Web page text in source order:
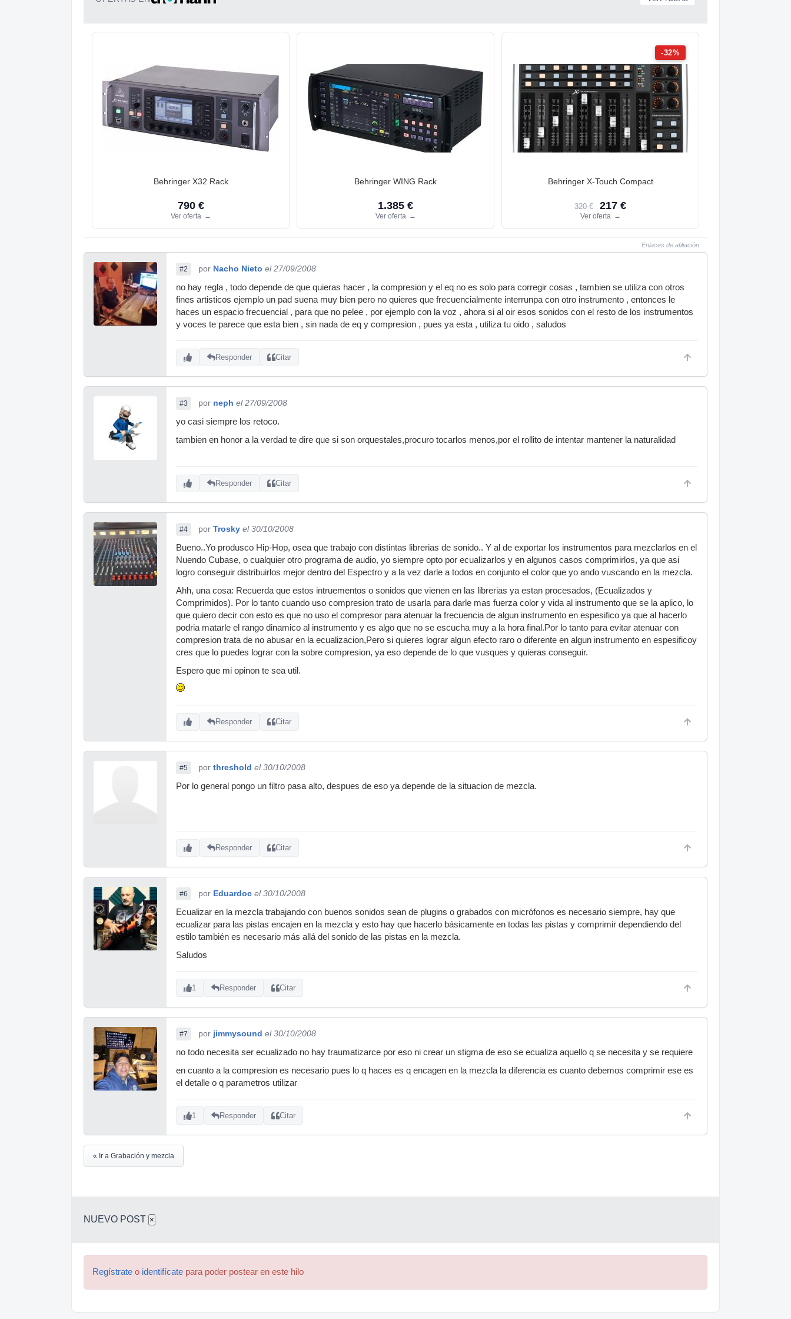
Behringer X32 Rack
790 €
Ver oferta →
Behringer WING Rack
1.385 €
Ver oferta →
-32%
Behringer X-Touch Compact
320 € 217 €
Ver oferta →
Enlaces de afiliación
#2 por Nacho Nieto el 27/09/2008
no hay regla , todo depende de que quieras hacer , la compresion y el eq no es solo para corregir cosas , tambien se utiliza con otros
fines artisticos ejemplo un pad suena muy bien pero no quieres que frecuencialmente interrunpa con otro instrumento , entonces le
haces un espacio frecuencial , para que no pelee , por ejemplo con la voz , ahora si al oir esos sonidos con el resto de los instrumentos
y voces te parece que esta bien , sin nada de eq y compresion , pues ya esta , utiliza tu oido , saludos
Responder Citar
#3 por neph el 27/09/2008
yo casi siempre los retoco.
tambien en honor a la verdad te dire que si son orquestales,procuro tocarlos menos,por el rollito de intentar mantener la naturalidad
Responder Citar
#4 por Trosky el 30/10/2008
Bueno..Yo produsco Hip-Hop, osea que trabajo con distintas librerias de sonido.. Y al de exportar los instrumentos para mezclarlos en el
Nuendo Cubase, o cualquier otro programa de audio, yo siempre opto por ecualizarlos y en algunos casos comprimirlos, ya que asi
logro conseguir distribuirlos mejor dentro del Espectro y a la vez darle a todos en conjunto el color que yo ando vuscando en la mezcla.
Ahh, una cosa: Recuerda que estos intruementos o sonidos que vienen en las librerias ya estan procesados, (Ecualizados y
Comprimidos). Por lo tanto cuando uso compresion trato de usarla para darle mas fuerza color y vida al instrumento que se la aplico, lo
que quiero decir con esto es que no uso el compresor para atenuar la frecuencia de algun instrumento en espesifico ya que al hacerlo
podria matarle el rango dinamico al instrumento y es algo que no se escucha muy a la hora final.Por lo tanto para evitar atenuar con
compresion trata de no abusar en la ecualizacion,Pero si quieres lograr algun efecto raro o diferente en algun instrumento en espesificoy
cres que lo puedes lograr con la sobre compresion, ya eso depende de lo que vusques y quieras conseguir.
Espero que mi opinon te sea util.
Responder Citar
#5 por threshold el 30/10/2008
Por lo general pongo un filtro pasa alto, despues de eso ya depende de la situacion de mezcla.
Responder Citar
#6 por Eduardoc el 30/10/2008
Ecualizar en la mezcla trabajando con buenos sonidos sean de plugins o grabados con micrófonos es necesario siempre, hay que
ecualizar para las pistas encajen en la mezcla y esto hay que hacerlo básicamente en todas las pistas y comprimir dependiendo del
estilo también es necesario más allá del sonido de las pistas en la mezcla.
Saludos
1 Responder Citar
#7 por jimmysound el 30/10/2008
no todo necesita ser ecualizado no hay traumatizarce por eso ni crear un stigma de eso se ecualiza aquello q se necesita y se requiere
en cuanto a la compresion es necesario pues lo q haces es q encagen en la mezcla la diferencia es cuanto debemos comprimir ese es
el detalle o q parametros utilizar
1 Responder Citar
« Ir a Grabación y mezcla
NUEVO POST ×
Regístrate o identifícate para poder postear en este hilo